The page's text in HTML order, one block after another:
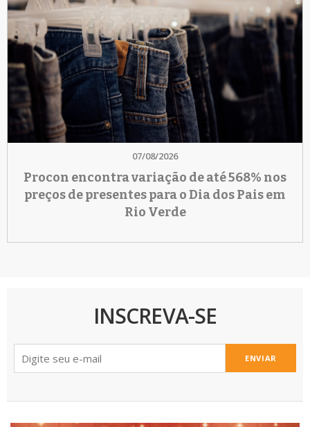
07/08/2026
Procon encontra variação de até 568% nos
preços de presentes para o Dia dos Pais em
Rio Verde
INSCREVA-SE
ENVIAR